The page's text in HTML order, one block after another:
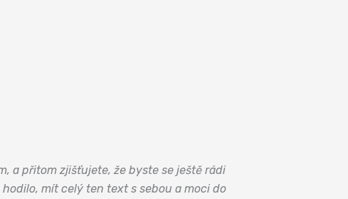
a přitom zjišťujete, že byste se ještě rádi
mít celý ten text s sebou a moci do